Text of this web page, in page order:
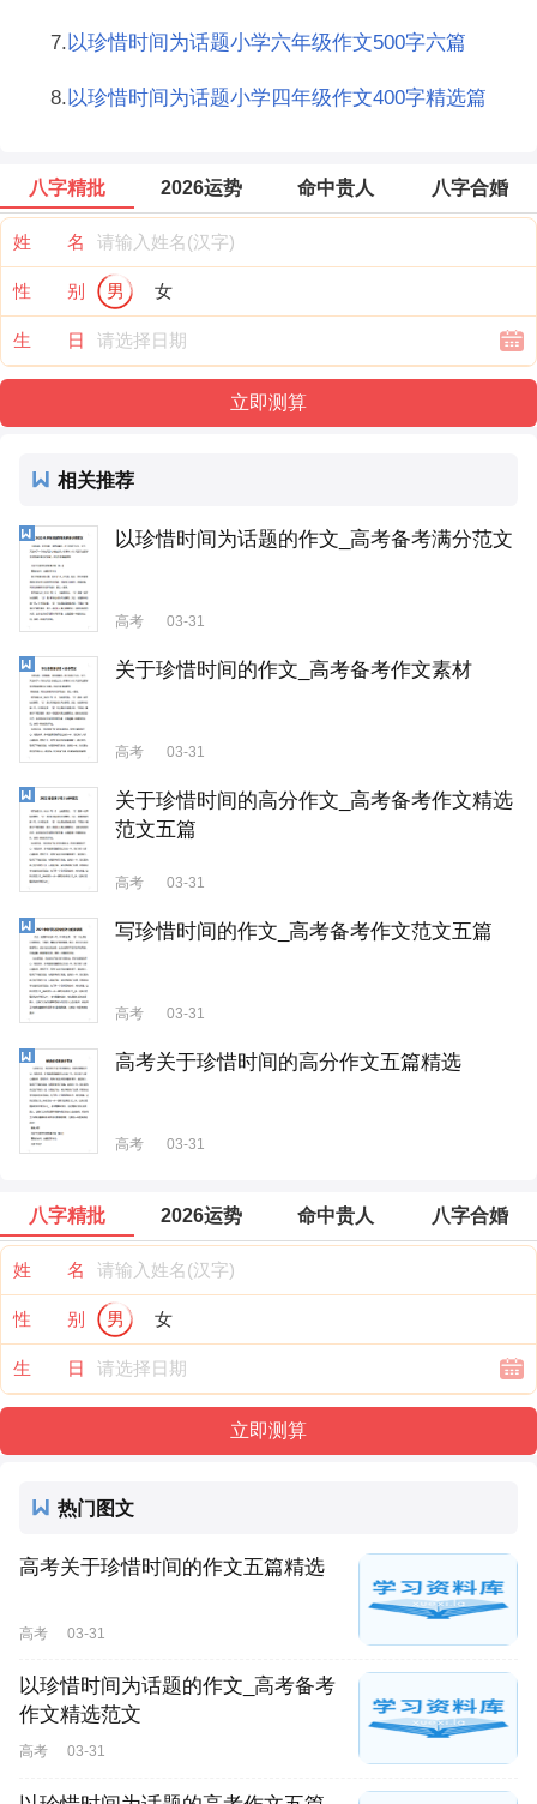
7. 以珍惜时间为话题小学六年级作文500字六篇
8.以珍惜时间为话题小学四年级作文400字精选篇
八字精批 2026运势 命中贵人 八字合婚
姓 名
性 别 男 女
生 日
相关推荐
以珍惜时间为话题的作文_高考备考满分范文
高考 03-31
关于珍惜时间的作文_高考备考作文素材
高考 03-31
关于珍惜时间的高分作文_高考备考作文精选
范文五篇
高考 03-31
写珍惜时间的作文_高考备考作文范文五篇
高考 03-31
高考关于珍惜时间的高分作文五篇精选
高考 03-31
八字精批 2026运势 命中贵人 八字合婚
姓 名
性 别 男 女
生 日
热门图文
高考关于珍惜时间的作文五篇精选
高考 03-31
以珍惜时间为话题的作文_高考备考
作文精选范文
高考 03-31